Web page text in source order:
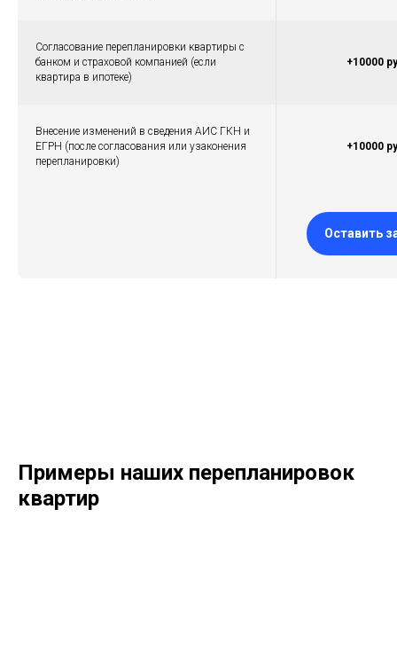
Согласование перепланировки квартиры с
банком и страховой компанией (если
квартира в ипотеке)
+10000
Внесение изменений в сведения АИС ГКН и
ЕГРН (после согласования или узаконения
перепланировки)
+10000
Оставить
Примеры наших перепланировок
квартир